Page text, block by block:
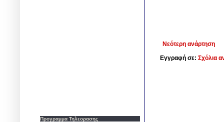
Νεότερη ανάρτηση
Εγγραφή σε: Σχόλια
Προγραμμα Τηλεορασης